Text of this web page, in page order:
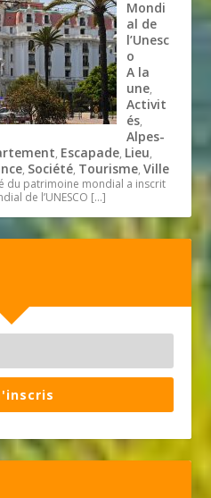
Mondi
al de
l’Unesc
o
A la
une,
Activit
és,
Alpes-
, Escapade, Lieu,
, Société, Tourisme,Ville
du patrimoine mondial a inscrit
de l’UNESCO […]